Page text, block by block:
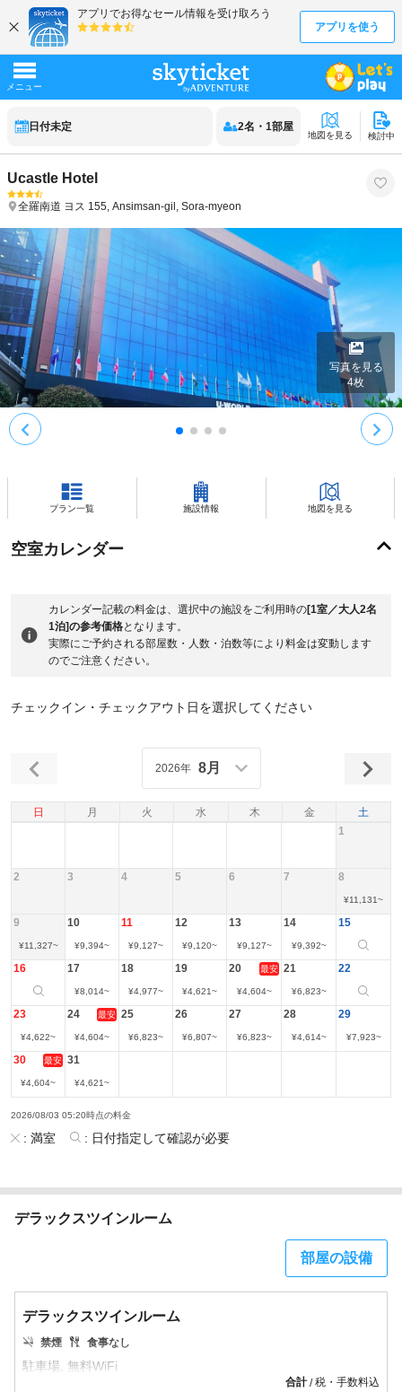
日付未定 2名 ・ 1部屋
地図を見る 検討中
Ucastle Hotel
全羅南道 ヨス 155, Ansimsan-gil, Sora-myeon
写真を見る
4枚
プラン一覧 施設情報 地図を見る
空室カレンダー
カレンダー記載の料金は、選択中の施設をご利用時の[1室／大人2名
1泊]の参考価格となります。
実際にご予約される部屋数・人数・泊数等により料金は変動します
のでご注意ください。
チェックイン・チェックアウト日を選択してください
日 月 火 水 木 金 土
2026年 8月
1
2 3 4 5 6 7 8
¥11,131~
9
¥11,327~
10
¥9,394~
11
¥9,127~
12
¥9,120~
13
¥9,127~
14
¥9,392~
15
16 17
¥8,014~
18
¥4,977~
19
¥4,621~
20 最安
¥4,604~
21
¥6,823~
22
23
¥4,622~
24 最安
¥4,604~
25
¥6,823~
26
¥6,807~
27
¥6,823~
28
¥4,614~
29
¥7,923~
30 最安
¥4,604~
31
¥4,621~
2026/08/03 05:20時点の料金
: 満室 : 日付指定して確認が必要
デラックスツインルーム
部屋の設備
デラックスツインルーム
禁煙 食事なし
合計/税・手数料込